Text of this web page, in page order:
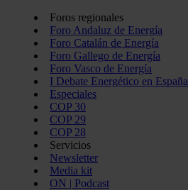
Foros regionales
Foro Andaluz de Energía
Foro Catalán de Energía
Foro Gallego de Energía
Foro Vasco de Energía
I Debate Energético en España
Especiales
COP 30
COP 29
COP 28
Servicios
Newsletter
Media kit
ON | Podcast